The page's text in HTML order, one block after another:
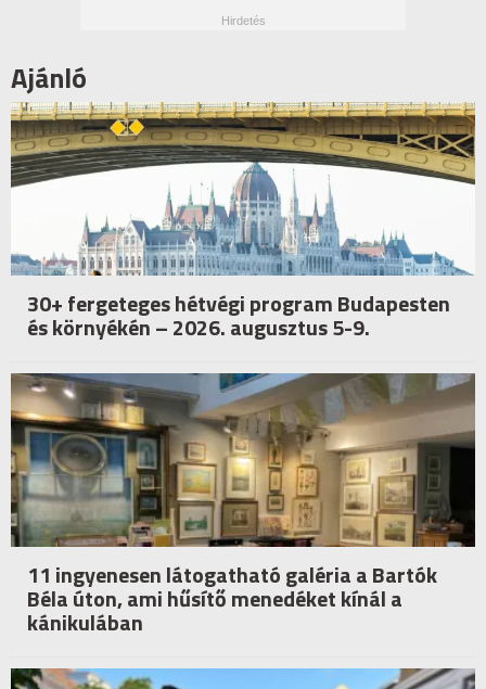
Ajánló
30+ fergeteges hétvégi program Budapesten
és környékén – 2026. augusztus 5-9.
11 ingyenesen látogatható galéria a Bartók
Béla úton, ami hűsítő menedéket kínál a
kánikulában